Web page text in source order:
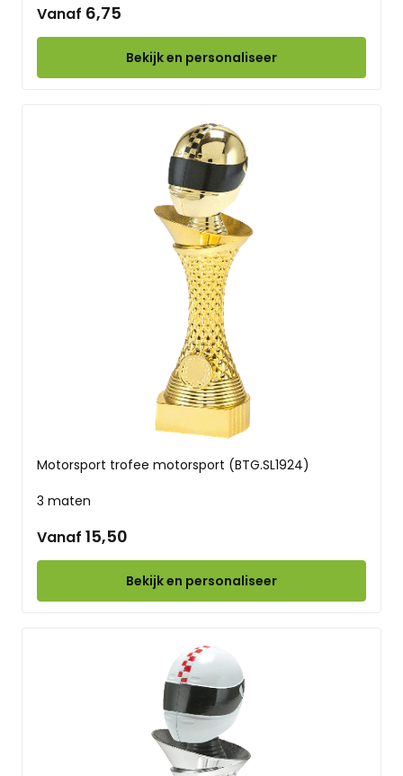
Vanaf 6,75
Bekijk en personaliseer
Motorsport trofee motorsport (BTG.SL1924)
3 maten
Vanaf 15,50
Bekijk en personaliseer